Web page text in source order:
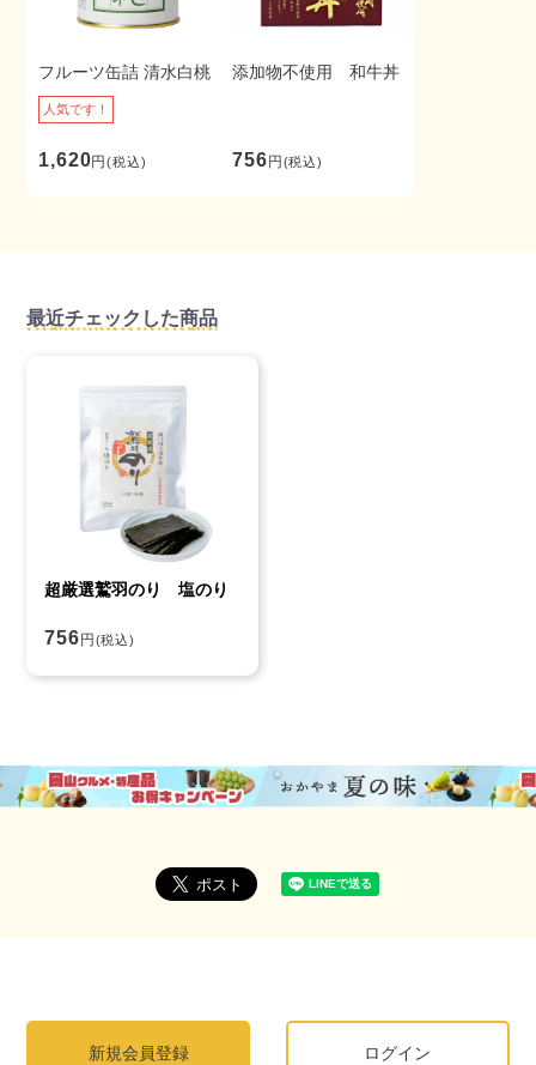
フルーツ缶詰 清水白桃
人気です！
1,620円(税込)
添加物不使用 和牛丼
756円(税込)
最近チェックした商品
超厳選鷲羽のり 塩のり
756 円 (税込)
新規会員登録 ログイン